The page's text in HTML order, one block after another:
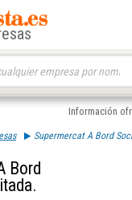
Información
Supermercat A Bord
Bord